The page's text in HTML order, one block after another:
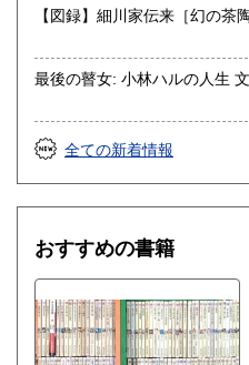
【図録】細川家伝来［幻の
全ての新着情報
おすすめの書籍